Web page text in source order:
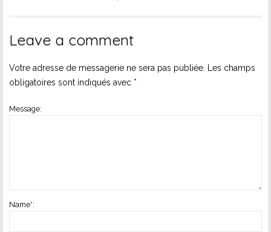
Leave a comment
Votre adresse de messagerie ne sera pas publiée.
Les champs
obligatoires sont indiqués avec *
Message:
Name*: